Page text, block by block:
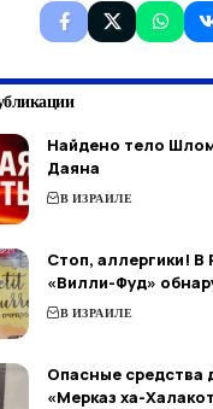
Найдено тело
Даяна
В ИЗРАИЛЕ
Стоп, аллергики! В
«Вилли-Фуд»
В ИЗРАИЛЕ
Опасные средства
«Мерказ ха-